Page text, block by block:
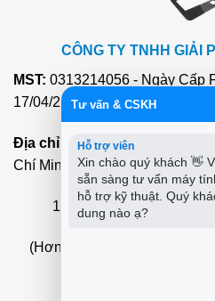
CÔNG TY TNHH GIẢI
MST: 0313214056 - Ngày Cấp
17/04/2015
Địa chỉ:
415a Đ. Nguyễn Văn
Chí Minh, Việt Nam
12+ Địa chỉ chuỗi cửa
(Hơn 20 Nhân Viên Phục Vụ
Tư vấn & CSKH
Hỗ trợ viên
Xin chào quý khách 👋
sẵn sàng tư vấn máy
hỗ trợ kỹ thuật. Quý
dung nào ạ?